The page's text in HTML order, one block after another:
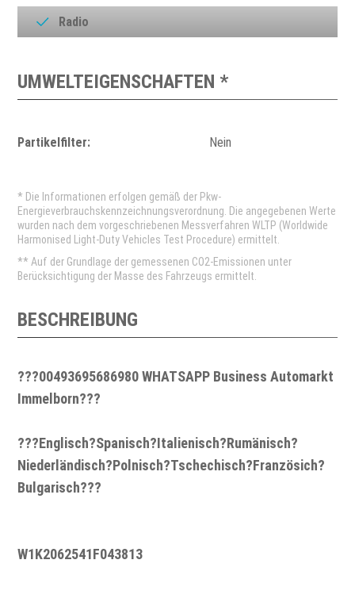
Radio
UMWELTEIGENSCHAFTEN *
Partikelfilter: Nein
* Die Informationen erfolgen gemäß der Pkw-
Energieverbrauchskennzeichnungsverordnung. Die angegebenen Werte
wurden nach dem vorgeschriebenen Messverfahren WLTP (Worldwide
Harmonised Light-Duty Vehicles Test Procedure) ermittelt.
** Auf der Grundlage der gemessenen CO2-Emissionen unter
Berücksichtigung der Masse des Fahrzeugs ermittelt.
BESCHREIBUNG
???00493695686980 WHATSAPP Business Automarkt
Immelborn???
???Englisch?Spanisch?Italienisch?Rumänisch?
Niederländisch?Polnisch?Tschechisch?Französich?
Bulgarisch???
W1K2062541F043813